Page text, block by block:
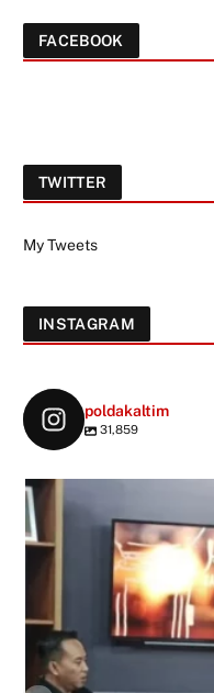
FACEBOOK
TWITTER
My Tweets
INSTAGRAM
poldakaltim
31,859